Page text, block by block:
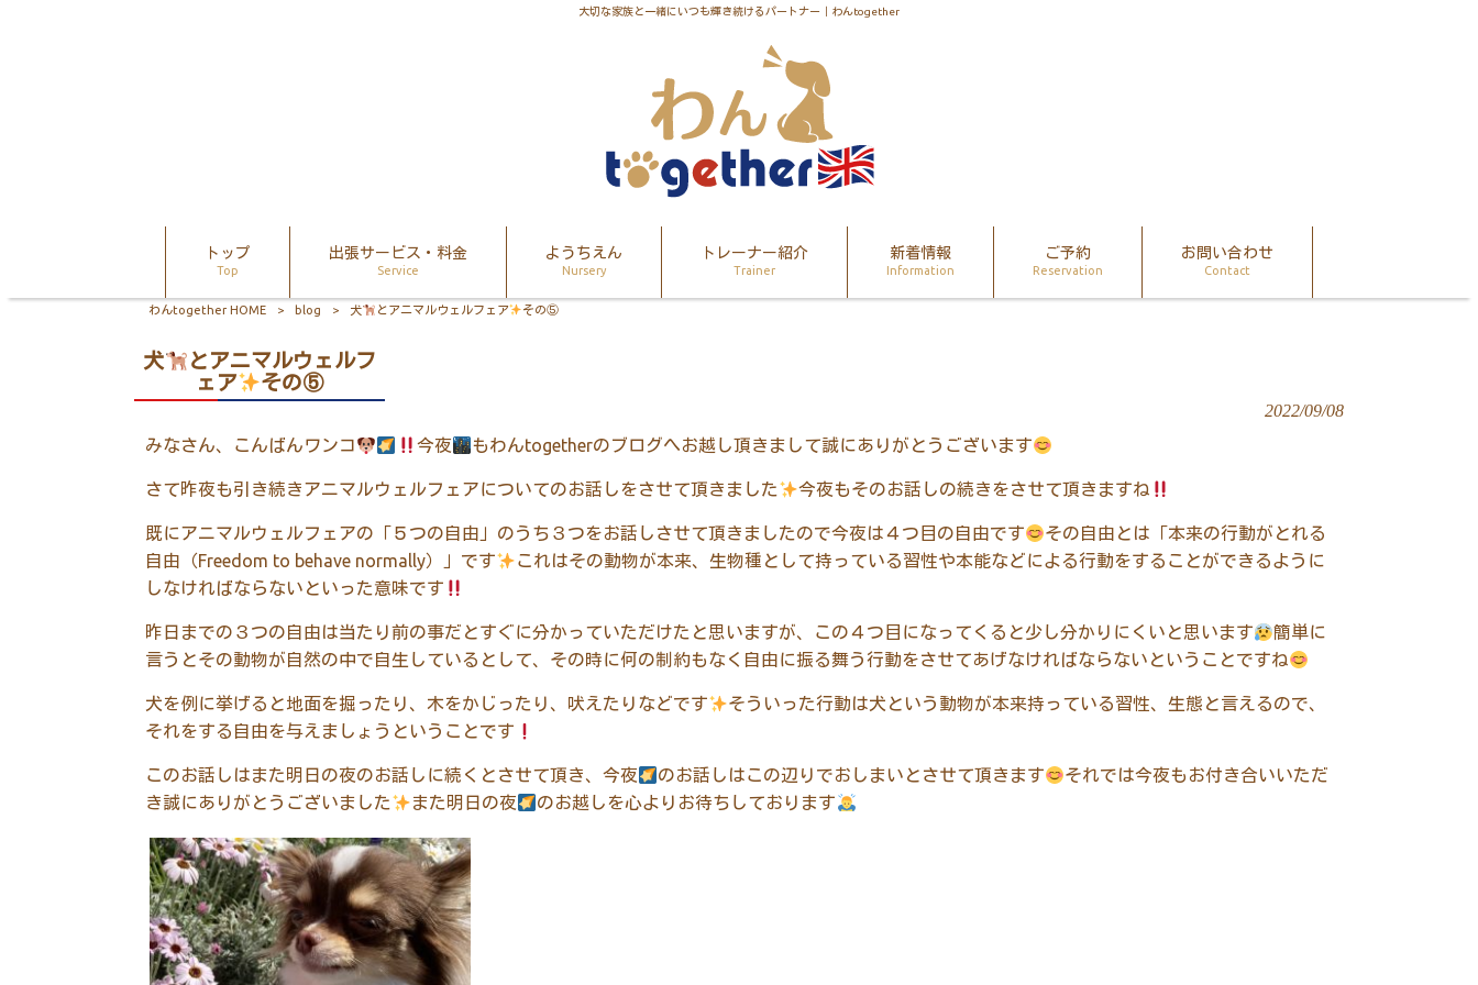
大切な家族と一緒にいつも輝き続けるパートナー｜わんtogether
トップ
Top
出張サービス・料金
Service
ようちえん
Nursery
トレーナー紹介
Trainer
新着情報
Information
ご予約
Reservation
お問い合わせ
Contact
わんtogether HOME > blog > 犬 とアニマルウェルフェア その⑤
犬
とアニマルウェルフ
ェア
その⑤
2022/09/08
みなさん、こんばんワンコ 今夜 もわんtogetherのブログへお越し頂きまして誠にありがとうございます
さて昨夜も引き続きアニマルウェルフェアについてのお話しをさせて頂きました 今夜もそのお話しの続きをさせて頂きますね
既にアニマルウェルフェアの「５つの自由」のうち３つをお話しさせて頂きましたので今夜は４つ目の自由です
その自由とは「本来の行動がとれる
自由（Freedom to behave normally）」です
これはその動物が本来、生物種として持っている習性や本能などによる行動をすることができるように
しなければならないといった意味です
昨日までの３つの自由は当たり前の事だとすぐに分かっていただけたと思いますが、この４つ目になってくると少し分かりにくいと思います
簡単に
言うとその動物が自然の中で自生しているとして、その時に何の制約もなく自由に振る舞う行動をさせてあげなければならないということですね
犬を例に挙げると地面を掘ったり、木をかじったり、吠えたりなどです
そういった行動は犬という動物が本来持っている習性、生態と言えるので、
それをする自由を与えましょうということです
このお話しはまた明日の夜のお話しに続くとさせて頂き、今夜 のお話しはこの辺りでおしまいとさせて頂きます
それでは今夜もお付き合いいただ
き誠にありがとうございました
また明日の夜 のお越しを心よりお待ちしております